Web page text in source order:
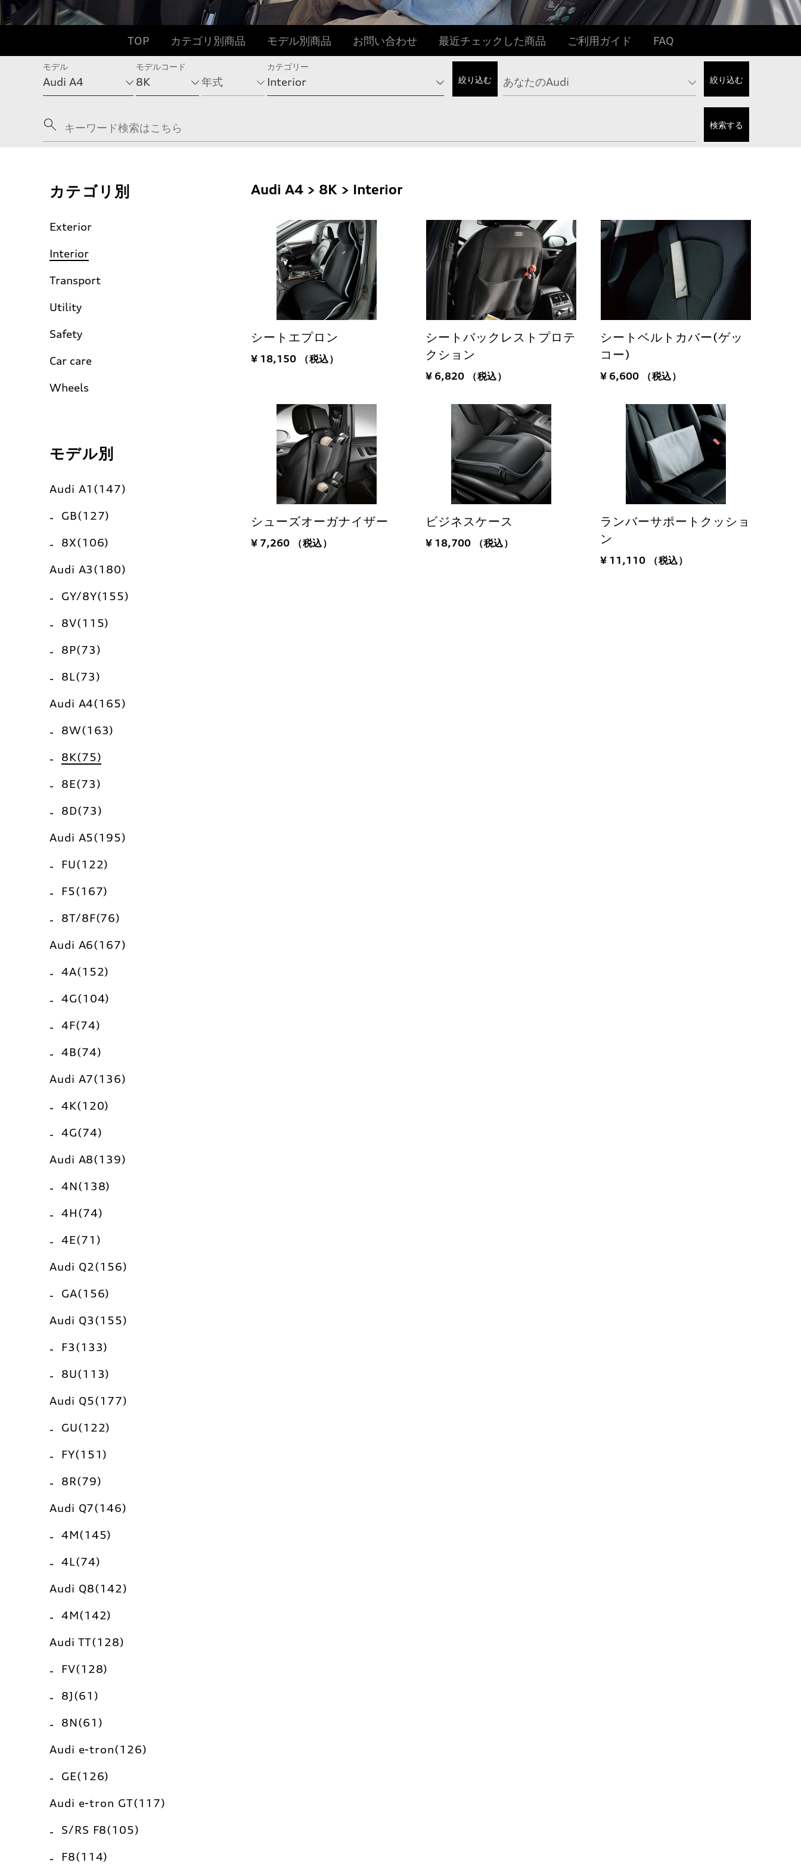
TOP カテゴリ別商品 モデル別商品 お問い合わせ 最近チェックした商品 ご利用ガイド FAQ
モデル モデルコード カテゴリー
カテゴリ別
Exterior
Interior
Transport
Utility
Safety
Car care
Wheels
モデル別
Audi A1(147)
GB(127)
8X(106)
Audi A3(180)
GY/8Y(155)
8V(115)
8P(73)
8L(73)
Audi A4(165)
8W(163)
8K(75)
8E(73)
8D(73)
Audi A5(195)
FU(122)
F5(167)
8T/8F(76)
Audi A6(167)
4A(152)
4G(104)
4F(74)
4B(74)
Audi A7(136)
4K(120)
4G(74)
Audi A8(139)
4N(138)
4H(74)
4E(71)
Audi Q2(156)
GA(156)
Audi Q3(155)
F3(133)
8U(113)
Audi Q5(177)
GU(122)
FY(151)
8R(79)
Audi Q7(146)
4M(145)
4L(74)
Audi Q8(142)
4M(142)
Audi TT(128)
FV(128)
8J(61)
8N(61)
Audi e-tron(126)
GE(126)
Audi e-tron GT(117)
S/RS F8(105)
F8(114)
Audi A4 > 8K > Interior
シートエプロン
¥ 18,150 （税込）
シートバックレストプロテ
クション
¥ 6,820 （税込）
シートベルトカバー(ゲッ
コー)
¥ 6,600 （税込）
シューズオーガナイザー
¥ 7,260 （税込）
ビジネスケース
¥ 18,700 （税込）
ランバーサポートクッショ
ン
¥ 11,110 （税込）